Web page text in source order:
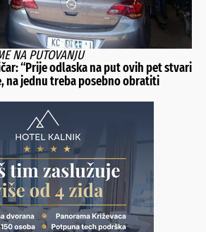
NA PUTOVANJU
“Prije odlaska na put ovih pet stvari
na jednu treba posebno obratiti